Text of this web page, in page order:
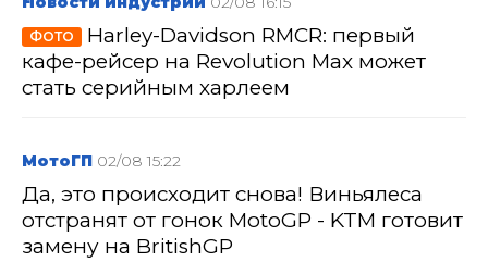
ФОТО
Harley-Davidson RMCR: первый
кафе-рейсер на Revolution Max может
стать серийным харлеем
МотоГП 02/08 15:22
Да, это происходит снова! Виньялеса
отстранят от гонок MotoGP - KTM готовит
замену на BritishGP